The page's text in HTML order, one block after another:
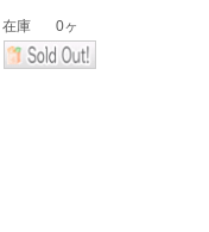
在庫 0ヶ